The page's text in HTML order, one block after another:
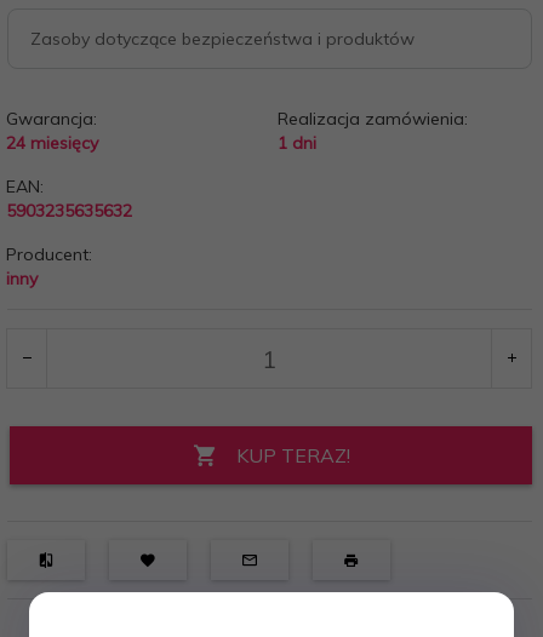
Zasoby dotyczące bezpieczeństwa i produktów
Gwarancja:
24 miesięcy
Realizacja zamówienia:
1 dni
EAN:
5903235635632
Producent:
inny
KUP TERAZ!